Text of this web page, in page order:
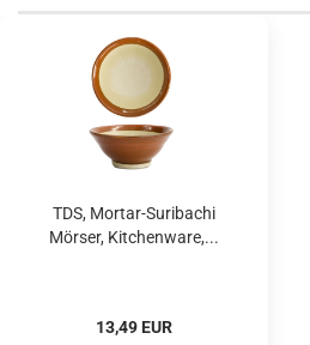
TDS, Mortar-Suribachi
Mörser, Kitchenware,...
13,49 EUR